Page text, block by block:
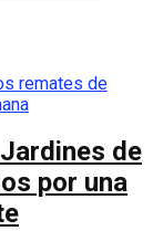
de
por una